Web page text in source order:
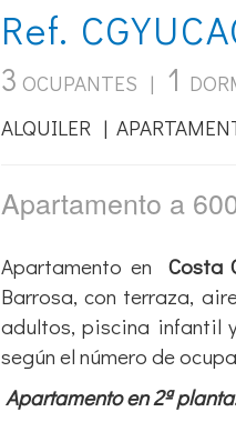
Ref.
3 OCUPANTES | 1
ALQUILER |
Apartamento a
Apartamento en Costa
Barrosa, con terraza,
adultos, piscina infantil
según el número de
Apartamento en 2ª